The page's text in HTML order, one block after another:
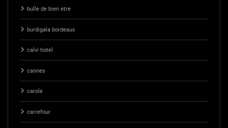
bulle de bien etre
burdigala bordeaux
calvi hotel
cannes
carole
carrefour